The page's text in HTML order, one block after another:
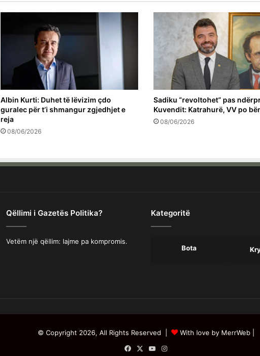
Albin Kurti: Duhet të lëvizim çdo
guralec për t’i shmangur zgjedhjet e
reja
08/06/2026
Sadiku “revoltohet” pas
Kuvendit: Katrahurë, VV po
08/06/2026
Qëllimi i Gazetës Politika?
Vetëm një qëllim: lajme pa kompromis.
Kategoritë
Bota
© Copyright 2026, All Rights Reserved | With love by MerrWeb|
Facebook
X YouTubeInstagram